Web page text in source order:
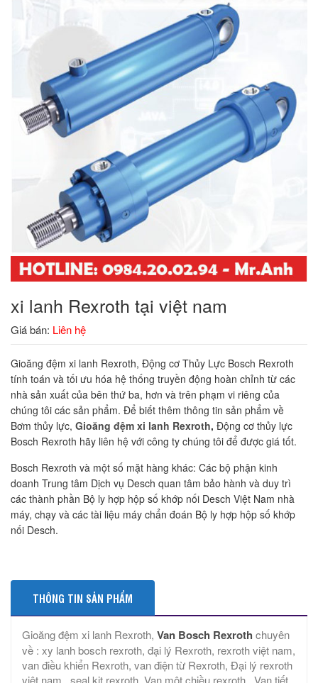
xi lanh Rexroth tại việt nam
Giá bán: Liên hệ
Gioăng đệm xi lanh Rexroth, Động cơ Thủy Lực Bosch Rexroth
tính toán và tối ưu hóa hệ thống truyền động hoàn chỉnh từ các
nhà sản xuất của bên thứ ba, hơn và trên phạm vi riêng của
chúng tôi các sản phẩm. Để biết thêm thông tin sản phẩm về
Bơm thủy lực, Gioăng đệm xi lanh Rexroth, Động cơ thủy lực
Bosch Rexroth hãy liên hệ với công ty chúng tôi để được giá tốt.
Bosch Rexroth và một số mặt hàng khác: Các bộ phận kinh
doanh Trung tâm Dịch vụ Desch quan tâm bảo hành và duy trì
các thành phần Bộ ly hợp hộp số khớp nối Desch Việt Nam nhà
máy, chạy và các tài liệu máy chẩn đoán Bộ ly hợp hộp số khớp
nối Desch.
THÔNG TIN SẢN PHẨM
Gioăng đệm xi lanh Rexroth, Van Bosch Rexroth chuyên
về : xy lanh bosch rexroth, đại lý Rexroth, rexroth việt nam,
van điều khiển Rexroth, van điện từ Rexroth, Đại lý rexroth
việt nam , seal kit rexroth, Van một chiều rexroth , Van tiết